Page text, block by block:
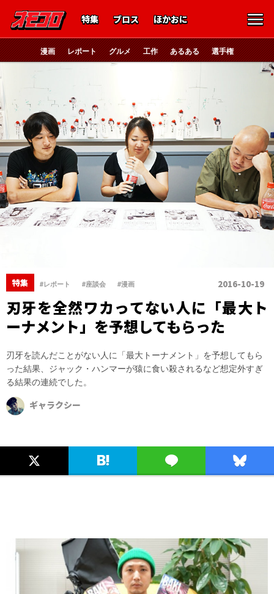
特集 ブロス ほかおに
漫画 レポート グルメ 工作 あるある 選手権
特集 #レポート #座談会 #漫画 2016-10-19
刃牙を全然ワカってない人に「最大ト
ーナメント」を予想してもらった
刃牙を読んだことがない人に「最大トーナメント」を予想してもら
った結果、ジャック・ハンマーが猿に食い殺されるなど想定外すぎ
る結果の連続でした。
ギャラクシー